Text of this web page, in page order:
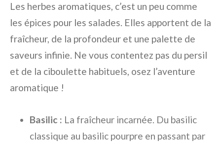
Les herbes aromatiques, c’est un peu comme
les épices pour les salades. Elles apportent de la
fraîcheur, de la profondeur et une palette de
saveurs infinie. Ne vous contentez pas du persil
et de la ciboulette habituels, osez l’aventure
aromatique !
Basilic : La fraîcheur incarnée. Du basilic
classique au basilic pourpre en passant par